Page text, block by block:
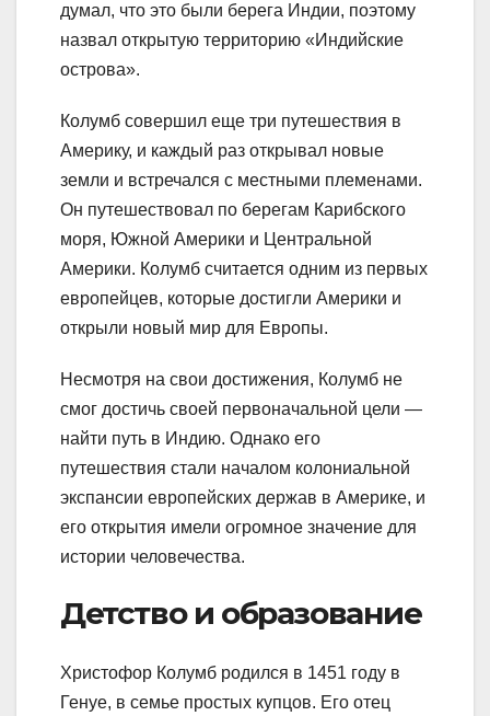
думал, что это были берега Индии, поэтому
назвал открытую территорию «Индийские
острова».
Колумб совершил еще три путешествия в
Америку, и каждый раз открывал новые
земли и встречался с местными племенами.
Он путешествовал по берегам Карибского
моря, Южной Америки и Центральной
Америки. Колумб считается одним из первых
европейцев, которые достигли Америки и
открыли новый мир для Европы.
Несмотря на свои достижения, Колумб не
смог достичь своей первоначальной цели —
найти путь в Индию. Однако его
путешествия стали началом колониальной
экспансии европейских держав в Америке, и
его открытия имели огромное значение для
истории человечества.
Детство и образование
Христофор Колумб родился в 1451 году в
Генуе, в семье простых купцов. Его отец